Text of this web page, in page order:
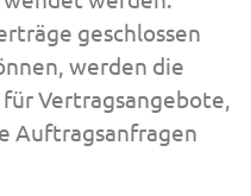
geschlossen
werden die
Vertragsangebote,
Auftragsanfragen